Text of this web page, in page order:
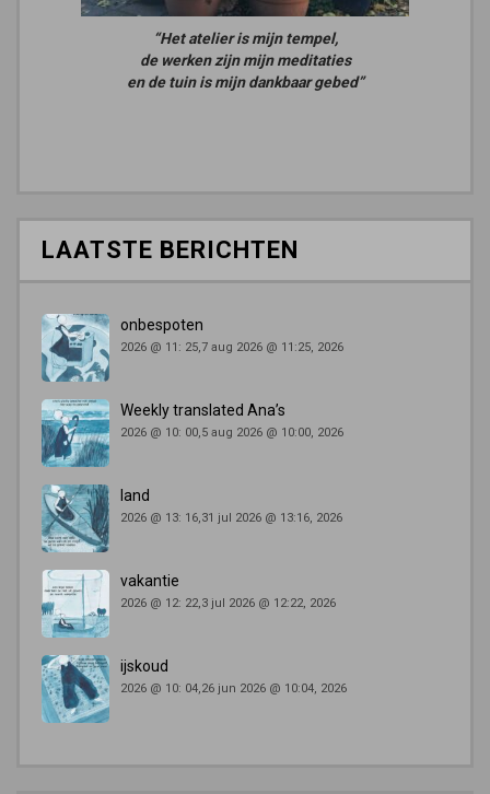
“Het atelier is mijn tempel,
de werken zijn mijn meditaties
en de tuin is mijn dankbaar gebed”
LAATSTE BERICHTEN
onbespoten
2026 @ 11: 25,7 aug 2026 @ 11:25, 2026
Weekly translated Ana’s
2026 @ 10: 00,5 aug 2026 @ 10:00, 2026
land
2026 @ 13: 16,31 jul 2026 @ 13:16, 2026
vakantie
2026 @ 12: 22,3 jul 2026 @ 12:22, 2026
ijskoud
2026 @ 10: 04,26 jun 2026 @ 10:04, 2026